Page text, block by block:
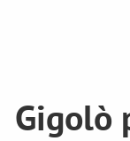
Gigolò